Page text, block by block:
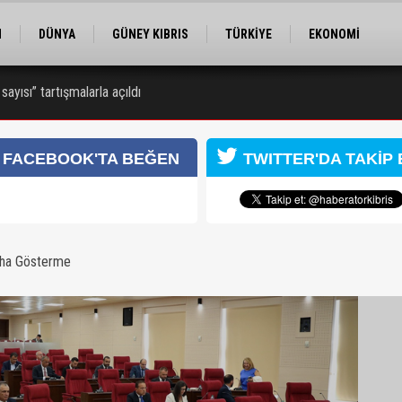
DÜNYA GÜNEY KIBRIS TÜRKİYE
EKONOMİ
tartışmalarla açıldı
için kayıtlar sürüyor
FACEBOOK'TA BEĞEN TWITTER'DA TAKİP
Gösterme